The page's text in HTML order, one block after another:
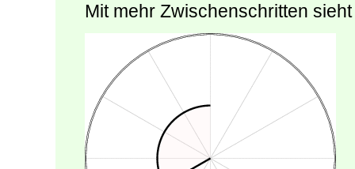
Mit mehr Zwischenschritten